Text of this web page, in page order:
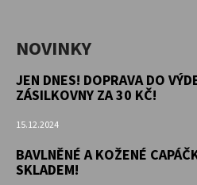
NOVINKY
JEN DNES! DOPRAVA DO
ZÁSILKOVNY ZA 30 KČ!
15.12.2024
BAVLNĚNÉ A KOŽENÉ
SKLADEM!